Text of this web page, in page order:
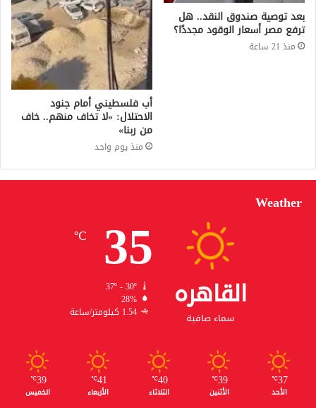
بعد توصية صندوق النقد.. هل
ترفع مصر أسعار الوقود مجددًا؟
منذ 21 ساعة
أب فلسطيني أمام جنود
الاحتلال: «لا تخاف منهم.. خاف
من ربنا»
منذ يوم واحد
Weather
القاهره
سماء صافية
35
℃
37º - 30º
28%
1.54 كيلومتر/ساعة
37
℃
الأحد
39
℃
الأثنين
40
℃
الثلاثاء
41
℃
الأربعاء
39
℃
الخميس